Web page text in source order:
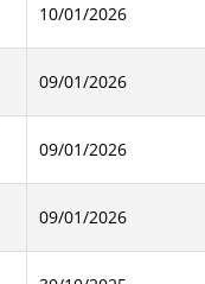
10/01/2026
09/01/2026
09/01/2026
09/01/2026